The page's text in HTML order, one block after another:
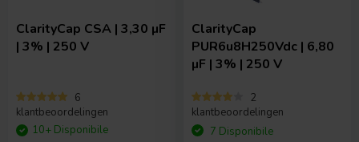
ClarityCap CSA | 3,30 µF
| 3% | 250 V
6
klantbeoordelingen
10+ Disponibile
ClarityCap
PUR6u8H250Vdc | 6,80
µF | 3% | 250 V
2
klantbeoordelingen
7 Disponibile